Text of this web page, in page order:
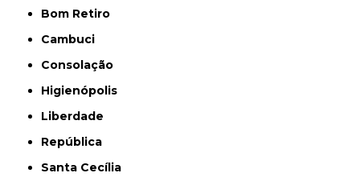
Bom Retiro
Cambuci
Consolação
Higienópolis
Liberdade
República
Santa Cecília